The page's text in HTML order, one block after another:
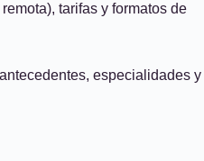
tarifas y formatos de
especialidades y